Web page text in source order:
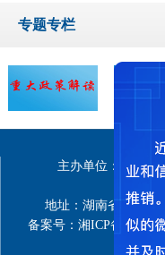
专题专栏
主办单位：湖南
地址：湖南省长沙市
备案号：湘ICP备